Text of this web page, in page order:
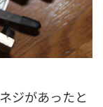
ジがあったと